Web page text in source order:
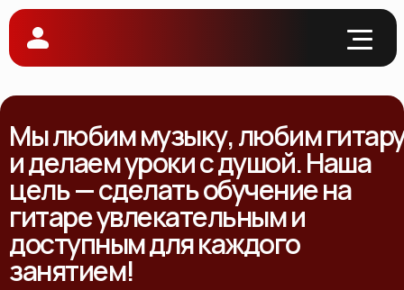
Мы любим музыку, любим
и делаем уроки с душой. Наша
цель — сделать обучение на
гитаре увлекательным и
доступным для каждого
занятием!